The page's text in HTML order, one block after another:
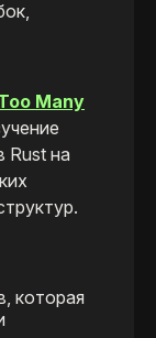
Many
Rust на
которая